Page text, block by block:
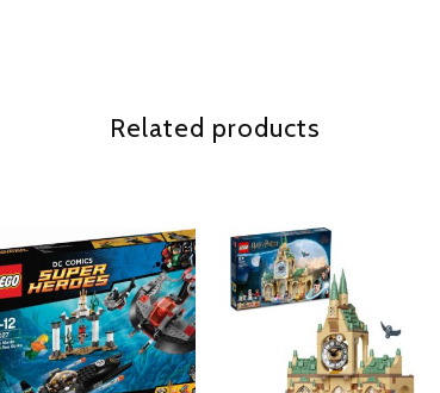
Related products